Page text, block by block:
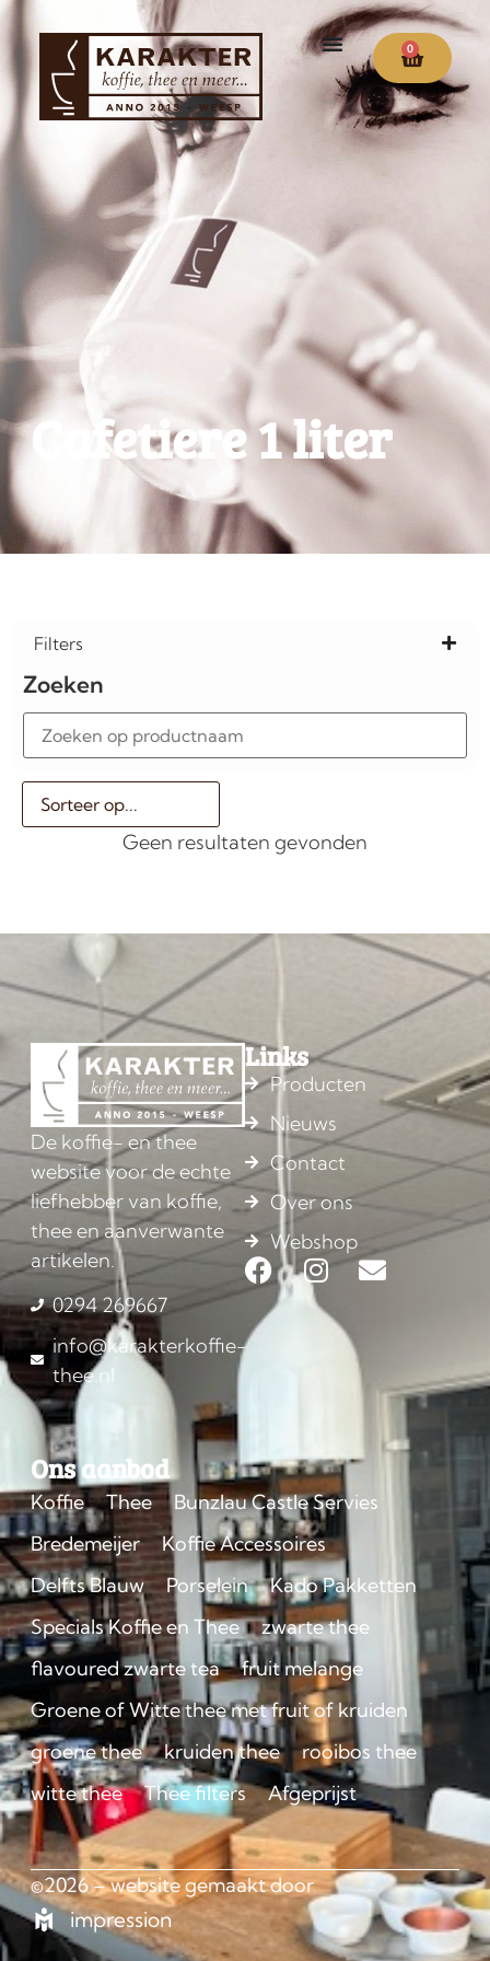
0
Cafetiere 1 liter
Filters
Zoeken
Geen resultaten gevonden
De koffie- en thee
website voor de echte
liefhebber van koffie,
thee en aanverwante
artikelen.
0294 269667
info@karakterkoffie-
thee.nl
Links
Producten
Nieuws
Contact
Over ons
Webshop
Ons aanbod
Koffie Thee
Bunzlau Castle Servies
Bredemeijer
Koffie Accessoires
Delfts Blauw
Porselein
Kado Pakketten
Specials Koffie en Thee
zwarte thee
flavoured zwarte tea
fruit melange
Groene of Witte thee met fruit of kruiden
groene thee
kruiden thee
rooibos thee
witte thee
Thee filters Afgeprijst
©2026 – website gemaakt door
impression